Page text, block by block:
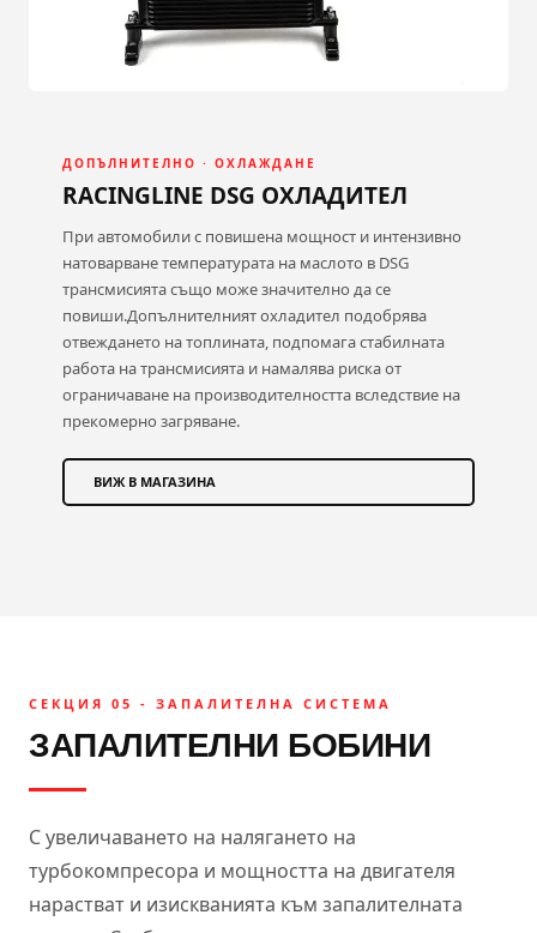
ДОПЪЛНИТЕЛНО · ОХЛАЖДАНЕ
RACINGLINE DSG ОХЛАДИТЕЛ
При автомобили с повишена мощност и интензивно
натоварване температурата на маслото в DSG
трансмисията също може значително да се
повиши.Допълнителният охладител подобрява
отвеждането на топлината, подпомага стабилната
работа на трансмисията и намалява риска от
ограничаване на производителността вследствие на
прекомерно загряване.
ВИЖ В МАГАЗИНА
СЕКЦИЯ 05 - ЗАПАЛИТЕЛНА СИСТЕМА
ЗАПАЛИТЕЛНИ БОБИНИ
С увеличаването на налягането на
турбокомпресора и мощността на двигателя
нарастват и изискванията към запалителната